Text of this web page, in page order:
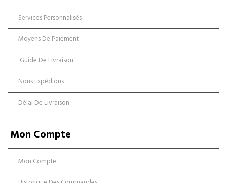
Services Personnalisés
Moyens De Paiement
Guide De Livraison
Nous Expédions
Délai De Livraison
Mon Compte
Mon Compte